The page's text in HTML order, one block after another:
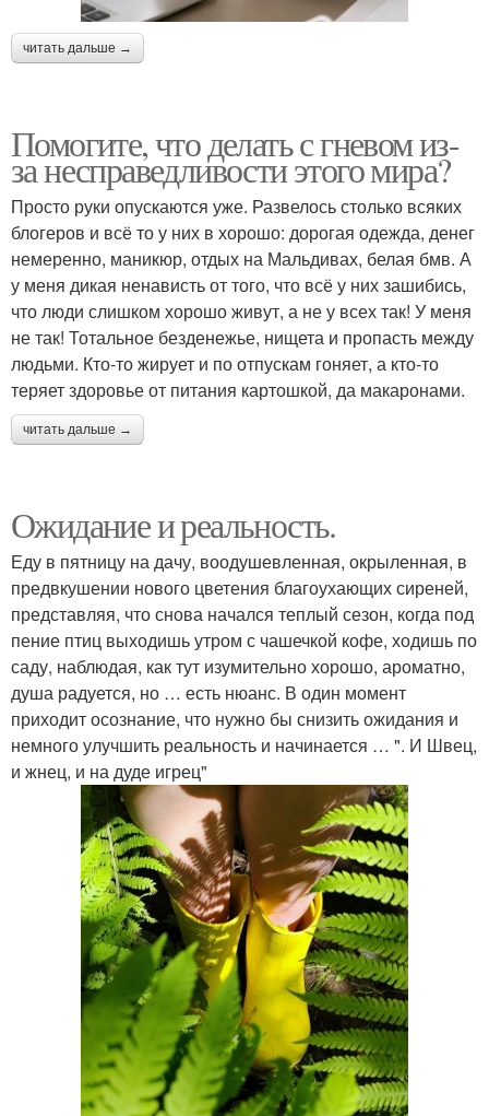
читать дальше →
Помогите, что делать с гневом из-
за несправедливости этого мира?
Просто руки опускаются уже. Развелось столько всяких
блогеров и всё то у них в хорошо: дорогая одежда, денег
немеренно, маникюр, отдых на Мальдивах, белая бмв. А
у меня дикая ненависть от того, что всё у них зашибись,
что люди слишком хорошо живут, а не у всех так! У меня
не так! Тотальное безденежье, нищета и пропасть между
людьми. Кто-то жирует и по отпускам гоняет, а кто-то
теряет здоровье от питания картошкой, да макаронами.
читать дальше →
Ожидание и реальность.
Еду в пятницу на дачу, воодушевленная, окрыленная, в
предвкушении нового цветения благоухающих сиреней,
представляя, что снова начался теплый сезон, когда под
пение птиц выходишь утром с чашечкой кофе, ходишь по
саду, наблюдая, как тут изумительно хорошо, ароматно,
душа радуется, но … есть нюанс. В один момент
приходит осознание, что нужно бы снизить ожидания и
немного улучшить реальность и начинается … ". И Швец,
и жнец, и на дуде игрец"